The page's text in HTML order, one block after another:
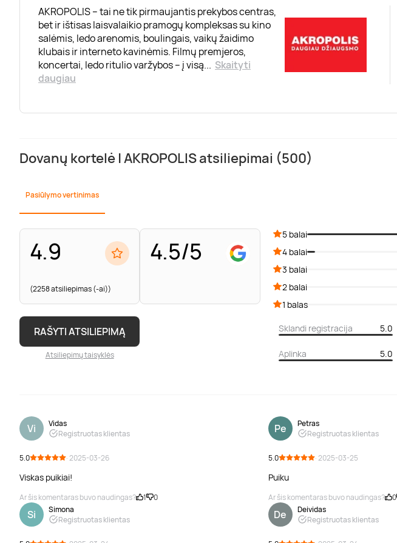
AKROPOLIS – tai ne tik pirmaujantis prekybos centras,
bet ir ištisas laisvalaikio pramogų kompleksas su kino
salėmis, ledo arenomis, boulingais, vaikų žaidimo
klubais ir interneto kavinėmis. Filmų premjeros,
koncertai, ledo ritulio varžybos – į visą... Skaityti
daugiau
Dovanų kortelė | AKROPOLIS atsiliepimai (500)
Pasiūlymo vertinimas
4.9
(2258 atsiliepimas (-ai))
4.5/5
RAŠYTI ATSILIEPIMĄ
Atsiliepimų taisyklės
5 balai
4 balai
3 balai
2 balai
1 balas
Sklandi registracija 5.0
Aplinka 5.0
Vi
Vidas
Registruotas klientas
5.0 · 2025-03-26
Viskas puikiai!
Ar šis komentaras buvo naudingas? 1 0
Pe
Petras
Registruotas klientas
5.0 · 2025-03-25
Puiku
Ar šis komentaras buvo naudingas? 0
Si
Simona
Registruotas klientas
De
Deividas
Registruotas klientas